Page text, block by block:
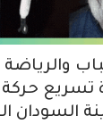
والرياضة
حركة
السودان